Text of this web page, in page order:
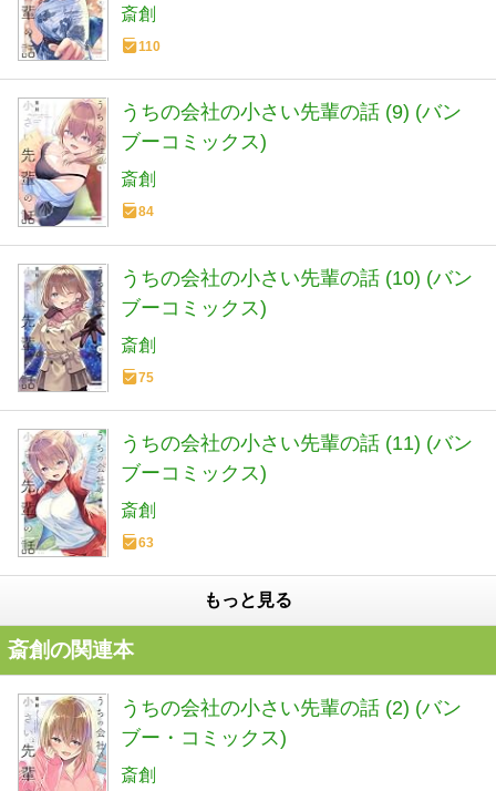
斎創
110
うちの会社の小さい先輩の話 (9) (バン
ブーコミックス)
斎創
84
うちの会社の小さい先輩の話 (10) (バン
ブーコミックス)
斎創
75
うちの会社の小さい先輩の話 (11) (バン
ブーコミックス)
斎創
63
もっと見る
斎創の関連本
うちの会社の小さい先輩の話 (2) (バン
ブー・コミックス)
斎創